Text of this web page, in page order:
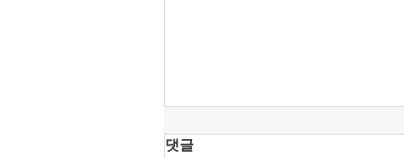
[조맹기 논평] 혐오가 놀이가
댓글